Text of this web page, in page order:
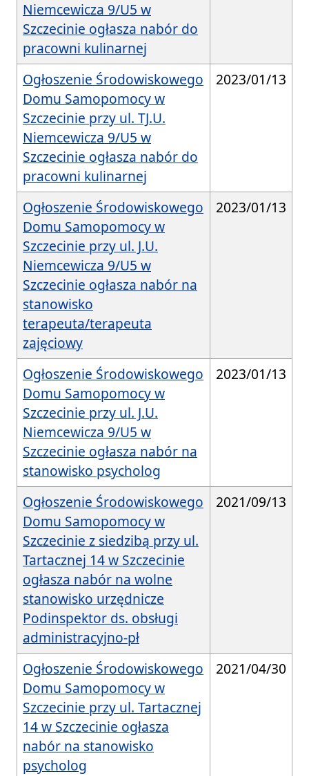
Niemcewicza 9/U5 w
Szczecinie ogłasza nabór do
pracowni kulinarnej
Ogłoszenie Środowiskowego
Domu Samopomocy w
Szczecinie przy ul. TJ.U.
Niemcewicza 9/U5 w
Szczecinie ogłasza nabór do
pracowni kulinarnej
2023/01/13
Ogłoszenie Środowiskowego
Domu Samopomocy w
Szczecinie przy ul. J.U.
Niemcewicza 9/U5 w
Szczecinie ogłasza nabór na
stanowisko
terapeuta/terapeuta
zajęciowy
2023/01/13
Ogłoszenie Środowiskowego
Domu Samopomocy w
Szczecinie przy ul. J.U.
Niemcewicza 9/U5 w
Szczecinie ogłasza nabór na
stanowisko psycholog
2023/01/13
Ogłoszenie Środowiskowego
Domu Samopomocy w
Szczecinie z siedzibą przy ul.
Tartacznej 14 w Szczecinie
ogłasza nabór na wolne
stanowisko urzędnicze
Podinspektor ds. obsługi
administracyjno-pł
2021/09/13
Ogłoszenie Środowiskowego
Domu Samopomocy w
Szczecinie przy ul. Tartacznej
14 w Szczecinie ogłasza
nabór na stanowisko
psycholog
2021/04/30